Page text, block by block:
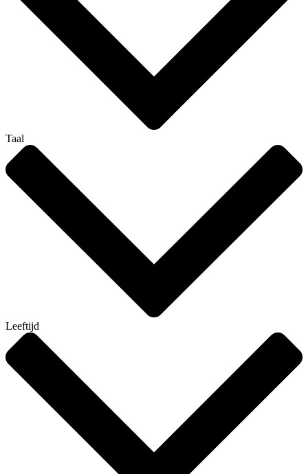
Taal
Leeftijd